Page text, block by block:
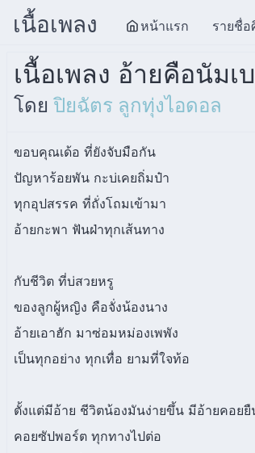
เนื้อเพลง หน้าแรก รายชื่
เนื้อเพลง อ้ายคือนัมเ
โดย ปิยฉัตร ลูกทุ่งไอดอล
ขอบคุณเด้อ ที่ยังจับมือกัน
ปัญหาร้อยพัน กะบ่เคยถิ่มป๋า
ทุกอุปสรรค ที่ถั่งโถมเข้ามา
อ้ายกะพา ฟันฝ่าทุกเส้นทาง
กับชีวิต ที่บ่สวยหรู
ของลูกผู้หญิง คือจั่งน้องนาง
อ้ายเอาฮัก มาซ่อมหม่องเพพัง
เป็นทุกอย่าง ทุกเทื่อ ยามที่ใจท้อ
ตั้งแต่มีอ้าย ชีวิตน้องมันง่ายขึ้น มีอ้ายคอยยื
คอยซัปพอร์ต ทุกทางไปต่อ